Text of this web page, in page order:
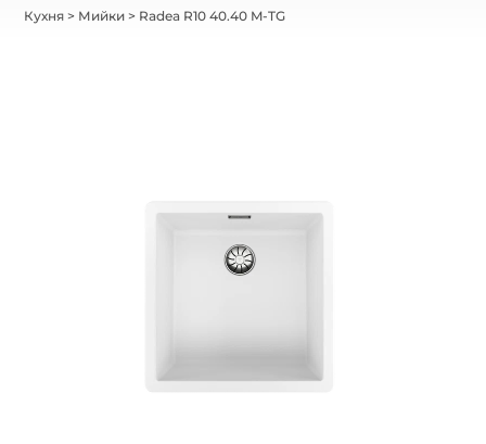
Кухня > Мийки > Radea R10 40.40 M-TG